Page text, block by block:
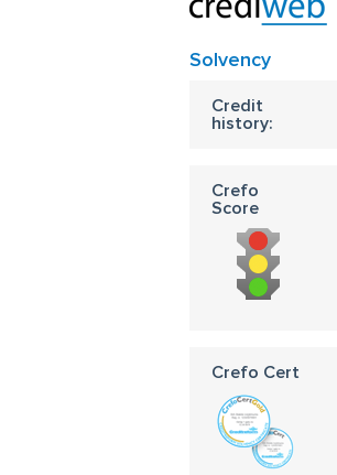
Solvency
Credit
history:
Crefo
Score
Crefo Cert